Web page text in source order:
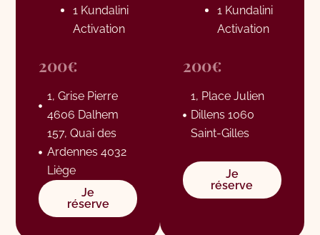
1 Kundalini
Activation
200€
1, Grise Pierre
4606 Dalhem
157, Quai des
Ardennes 4032
Liège
Je
réserve
1 Kundalini
Activation
200€
1, Place Julien
Dillens 1060
Saint-Gilles
Je
réserve